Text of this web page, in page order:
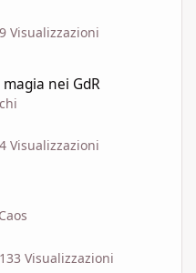
Visualizzazioni
nei GdR
Visualizzazioni
133 Visualizzazioni